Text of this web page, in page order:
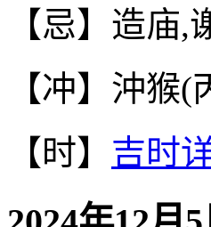
【忌】造庙
【冲】沖猴(
【时】 吉时